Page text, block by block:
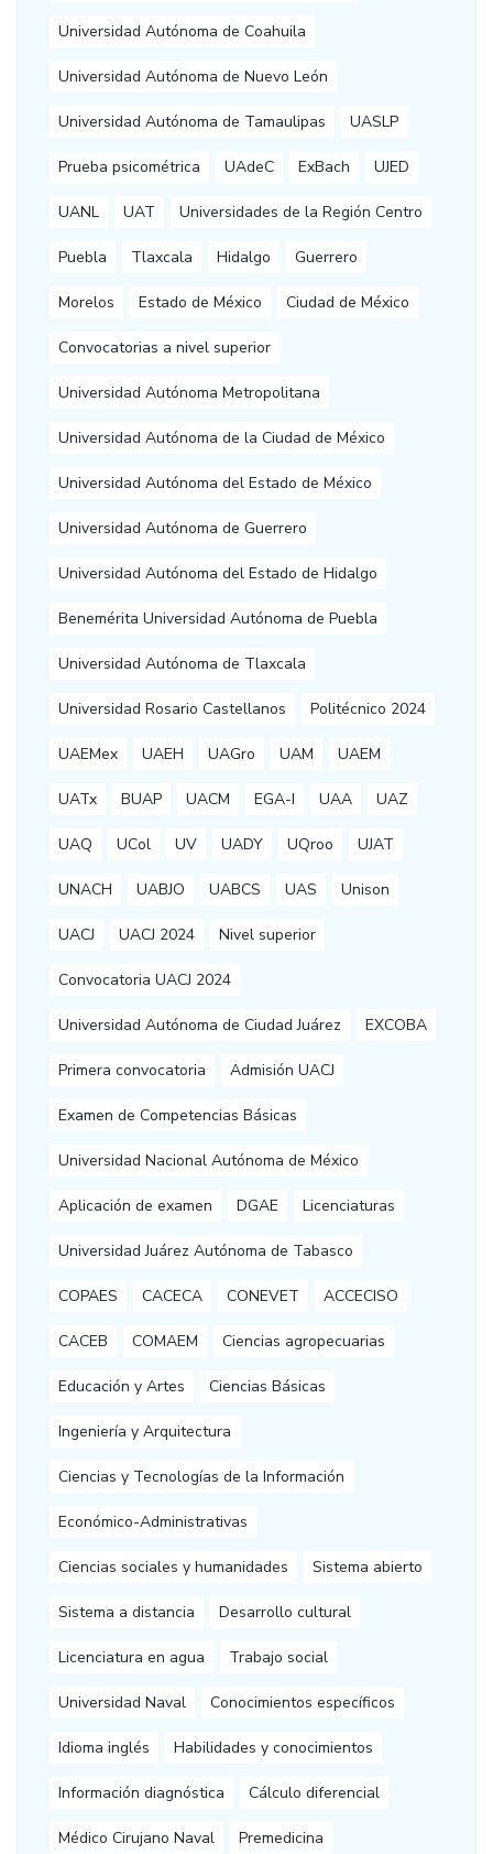
Universidad Autónoma de Coahuila
Universidad Autónoma de Nuevo León
Universidad Autónoma de Tamaulipas UASLP
Prueba psicométrica UAdeC ExBach UJED
UANL UAT Universidades de la Región Centro
Puebla Tlaxcala Hidalgo Guerrero
Morelos Estado de México Ciudad de México
Convocatorias a nivel superior
Universidad Autónoma Metropolitana
Universidad Autónoma de la Ciudad de México
Universidad Autónoma del Estado de México
Universidad Autónoma de Guerrero
Universidad Autónoma del Estado de Hidalgo
Benemérita Universidad Autónoma de Puebla
Universidad Autónoma de Tlaxcala
Universidad Rosario Castellanos Politécnico 2024
UAEMex UAEH UAGro UAM UAEM
UATx BUAP UACM EGA-I UAA UAZ
UAQ UCol UV UADY UQroo UJAT
UNACH UABJO UABCS UAS Unison
UACJ UACJ 2024 Nivel superior
Convocatoria UACJ 2024
Universidad Autónoma de Ciudad Juárez EXCOBA
Primera convocatoria Admisión UACJ
Examen de Competencias Básicas
Universidad Nacional Autónoma de México
Aplicación de examen DGAE Licenciaturas
Universidad Juárez Autónoma de Tabasco
COPAES CACECA CONEVET ACCECISO
CACEB COMAEM Ciencias agropecuarias
Educación y Artes Ciencias Básicas
Ingeniería y Arquitectura
Ciencias y Tecnologías de la Información
Económico-Administrativas
Ciencias sociales y humanidades Sistema abierto
Sistema a distancia Desarrollo cultural
Licenciatura en agua Trabajo social
Universidad Naval Conocimientos específicos
Idioma inglés Habilidades y conocimientos
Información diagnóstica Cálculo diferencial
Médico Cirujano Naval Premedicina